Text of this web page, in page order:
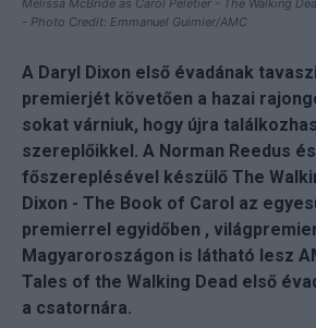
Melissa McBride as Carol Peletier - The Walking
- Photo Credit: Emmanuel Guimier/AMC
A Daryl Dixon első évadának
premierjét követően a hazai
sokat várniuk, hogy újra
szereplőikkel. A Norman Reedus
főszereplésével készülő The
Dixon - The Book of Carol az
premierrel egyidőben ,
Magyaroroszágon is látható lesz
Tales of the Walking Dead első
a csatornára.